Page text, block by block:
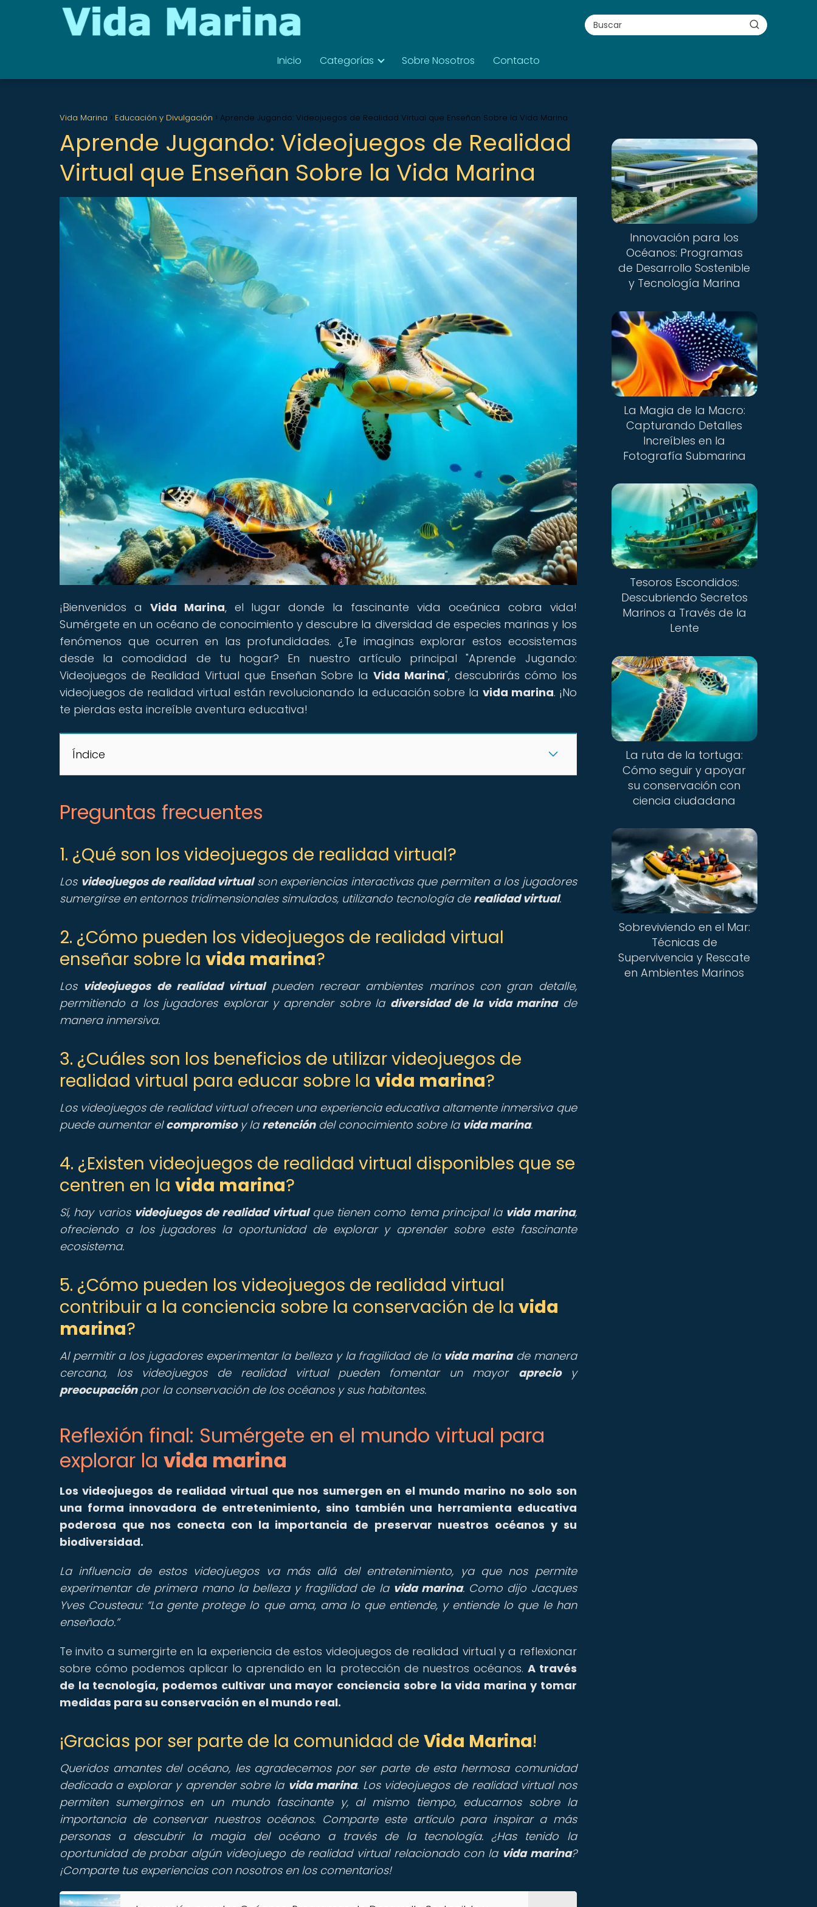
Inicio Categorías Sobre Nosotros Contacto
Vida Marina Educación y Divulgación Aprende Jugando: Videojuegos de Realidad Virtual que Enseñan Sobre la Vida Marina
Aprende Jugando: Videojuegos de Realidad
Virtual que Enseñan Sobre la Vida Marina
¡Bienvenidos a Vida Marina, el lugar donde la fascinante vida oceánica cobra vida!
Sumérgete en un océano de conocimiento y descubre la diversidad de especies marinas y los
fenómenos que ocurren en las profundidades. ¿Te imaginas explorar estos ecosistemas
desde la comodidad de tu hogar? En nuestro artículo principal "Aprende Jugando:
Videojuegos de Realidad Virtual que Enseñan Sobre la Vida Marina", descubrirás cómo los
videojuegos de realidad virtual están revolucionando la educación sobre la vida marina. ¡No
te pierdas esta increíble aventura educativa!
Índice
Preguntas frecuentes
1. ¿Qué son los videojuegos de realidad virtual?
Los videojuegos de realidad virtualson experiencias interactivas que permiten a los jugadores
sumergirse en entornos tridimensionales simulados, utilizando tecnología de realidad virtual.
2. ¿Cómo pueden los videojuegos de realidad virtual
enseñar sobre la vida marina?
Los videojuegos de realidad virtualpueden recrear ambientes marinos con gran detalle,
permitiendo a los jugadores explorar y aprender sobre la diversidad de la vida marinade
manera inmersiva.
3. ¿Cuáles son los beneficios de utilizar videojuegos de
realidad virtual para educar sobre la vida marina?
Los videojuegos de realidad virtual ofrecen una experiencia educativa altamente inmersiva que
puede aumentar elcompromisoy la retencióndel conocimiento sobre la vida marina.
4. ¿Existen videojuegos de realidad virtual disponibles que se
centren en la vida marina?
Sí, hay varios videojuegos de realidad virtualque tienen como tema principal la vida marina,
ofreciendo a los jugadores la oportunidad de explorar y aprender sobre este fascinante
ecosistema.
5. ¿Cómo pueden los videojuegos de realidad virtual
contribuir a la conciencia sobre la conservación de la vida
marina?
Al permitir a los jugadores experimentar la belleza y la fragilidad de la vida marinade manera
cercana, los videojuegos de realidad virtual pueden fomentar un mayor aprecioy
preocupaciónpor la conservación de los océanos y sus habitantes.
Reflexión final: Sumérgete en el mundo virtual para
explorar la vida marina
Los videojuegos de realidad virtual que nos sumergen en el mundo marino no solo son
una forma innovadora de entretenimiento, sino también una herramienta educativa
poderosa que nos conecta con la importancia de preservar nuestros océanos y su
biodiversidad.
La influencia de estos videojuegos va más allá del entretenimiento, ya que nos permite
experimentar de primera mano la belleza y fragilidad de la vida marina. Como dijo Jacques
Yves Cousteau: La gente protege lo que ama, ama lo que entiende, y entiende lo que le han
enseñado.
Te invito a sumergirte en la experiencia de estos videojuegos de realidad virtual y a reflexionar
sobre cómo podemos aplicar lo aprendido en la protección de nuestros océanos. A través
de la tecnología, podemos cultivar una mayor conciencia sobre la vida marina y tomar
medidas para su conservación en el mundo real.
¡Gracias por ser parte de la comunidad de Vida Marina!
Queridos amantes del océano, les agradecemos por ser parte de esta hermosa comunidad
dedicada a explorar y aprender sobre la vida marina. Los videojuegos de realidad virtual nos
permiten sumergirnos en un mundo fascinante y, al mismo tiempo, educarnos sobre la
importancia de conservar nuestros océanos. Comparte este artículo para inspirar a más
personas a descubrir la magia del océano a través de la tecnología. ¿Has tenido la
oportunidad de probar algún videojuego de realidad virtual relacionado con la vida marina?
¡Comparte tus experiencias con nosotros en los comentarios!
Innovación para los
Océanos: Programas
de Desarrollo Sostenible
y Tecnología Marina
La Magia de la Macro:
Capturando Detalles
Increíbles en la
Fotografía Submarina
Tesoros Escondidos:
Descubriendo Secretos
Marinos a Través de la
Lente
La ruta de la tortuga:
Cómo seguir y apoyar
su conservación con
ciencia ciudadana
Sobreviviendo en el Mar:
Técnicas de
Supervivencia y Rescate
en Ambientes Marinos